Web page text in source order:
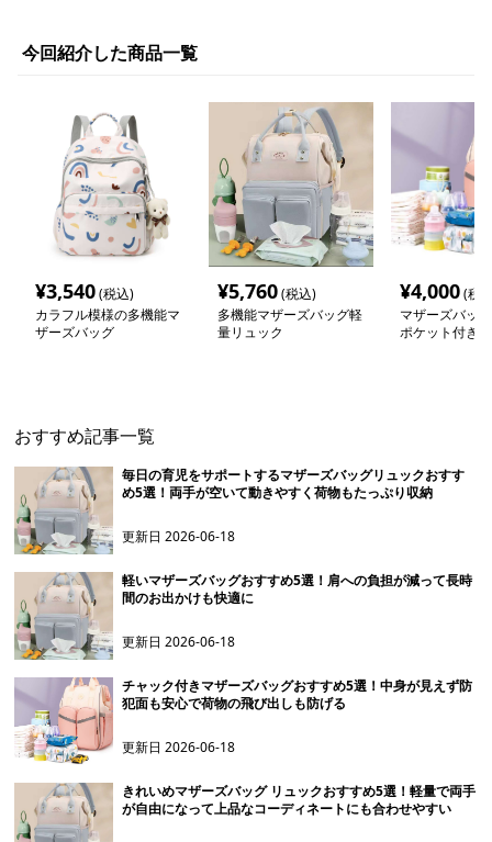
今回紹介した商品一覧
¥3,540(税込)
カラフル模様の多機能マ
ザーズバッグ
¥5,760(税込)
多機能マザーズバッグ軽
量リュック
¥4,000(税
マザーズバッ
ポケット付き
おすすめ記事一覧
毎日の育児をサポートするマザーズバッグリュックおすす
め5選！両手が空いて動きやすく荷物もたっぷり収納
更新日2026-06-18
軽いマザーズバッグおすすめ5選！肩への負担が減って長時
間のお出かけも快適に
更新日2026-06-18
チャック付きマザーズバッグおすすめ5選！中身が見えず防
犯面も安心で荷物の飛び出しも防げる
更新日2026-06-18
きれいめマザーズバッグ リュックおすすめ5選！軽量で両手
が自由になって上品なコーディネートにも合わせやすい